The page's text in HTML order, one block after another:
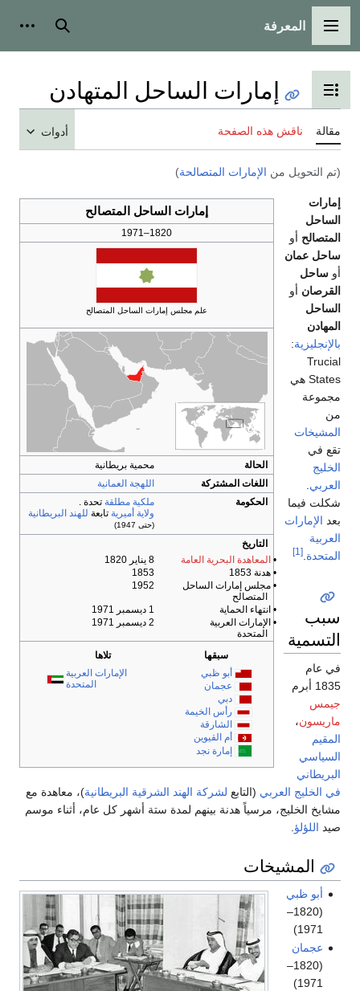
القائمة الرئيسية
المعرفة بحث
تبديل عرض جدول المحتويات
إمارات الساحل المتهادن
مقالة ناقش هذه الصفحة أدوات
(تم التحويل من الإمارات المتصالحة)
إمارات الساحل المتصالح
1820–1971
علم مجلس إمارات الساحل المتصالح
الحالة
محمية بريطانية
اللغات المشتركة
اللهجة العمانية
الحكومة
ملكية مطلقة تحدة .
ولاية أميرية تابعة للهند البريطانية
(حتى 1947)
التاريخ
• المعاهدة البحرية العامة
8 يناير 1820
• هدنة 1853
1853
• مجلس إمارات الساحل
المتصالح
1952
• انتهاء الحماية
1 ديسمبر 1971
• الإمارات العربية
المتحدة
2 ديسمبر 1971
سبقها
تلاها
أبو ظبي
عجمان
دبي
رأس الخيمة
الشارقة
أم القيوين‎
إمارة نجد
الإمارات العربية
المتحدة
إمارات
الساحل
المتصالح أو
ساحل عمان
أو ساحل
القرصان أو
الساحل
المهادن
بالإنجليزية:
Trucial
States هي
مجموعة
من
المشيخات
تقع في
الخليج
العربي
شكلت فيما
بعد الإمارات
العربية
المتحدة [1]
سبب
التسمية
في عام
1835 أبرم
جيمس
ماريسون،
المقيم
السياسي
البريطاني
في الخليج العربي (التابع لشركة الهند الشرقية البريطانية)، معاهدة مع
مشايخ الخليج، مرسياً هدنة بينهم لمدة ستة أشهر كل عام، أثناء موسم
صيد اللؤلؤ.
المشيخات
أبو ظبي
(1820–
1971)
عجمان
(1820–
1971)